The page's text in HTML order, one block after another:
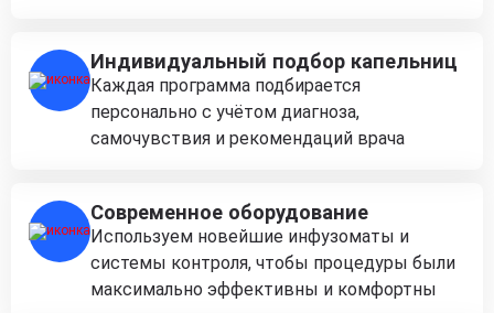
Индивидуальный подбор капельниц
Каждая программа подбирается
персонально с учётом диагноза,
самочувствия и рекомендаций врача
Современное оборудование
Используем новейшие инфузоматы и
системы контроля, чтобы процедуры были
максимально эффективны и комфортны